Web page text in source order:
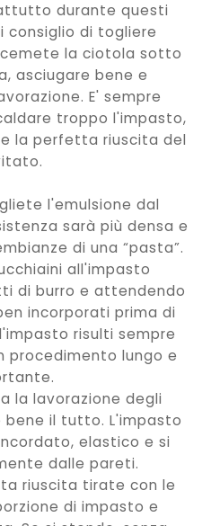
durante questi
consiglio di togliere
la ciotola sotto
asciugare bene e
E' sempre
troppo l'impasto,
la perfetta riuscita del
l'emulsione dal
sarà più densa e
di una “pasta”.
all'impasto
di burro e attendendo
incorporati prima di
risulti sempre
procedimento lungo e
la lavorazione degli
il tutto. L'impasto
elastico e si
dalle pareti.
riuscita tirate con le
di impasto e